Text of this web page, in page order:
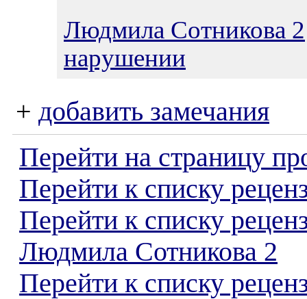
Людмила Сотникова 2
нарушении
+ добавить замечания
Перейти на страницу
Перейти к списку
Перейти к списку
Людмила Сотникова 2
Перейти к списку